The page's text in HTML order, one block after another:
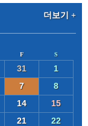
31
1
7
8
14
15
21
22
더보기 +